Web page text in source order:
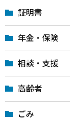
証明書
年金・保険
相談・支援
高齢者
ごみ